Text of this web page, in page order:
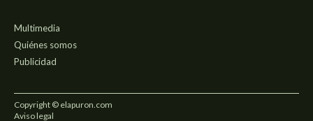
Multimedia
Quiénes somos
Publicidad
Copyright © elapuron.com
Aviso legal